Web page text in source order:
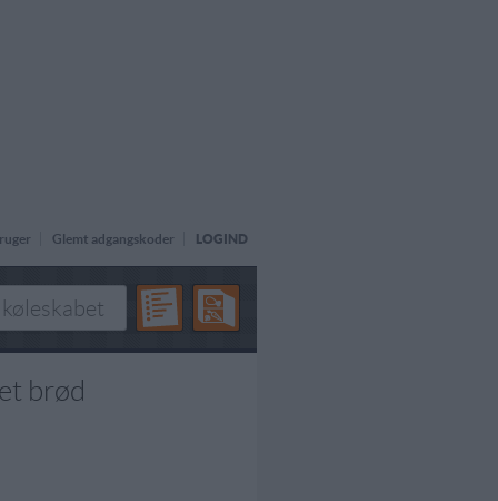
Glemt adgangskoder LOGIND
brød